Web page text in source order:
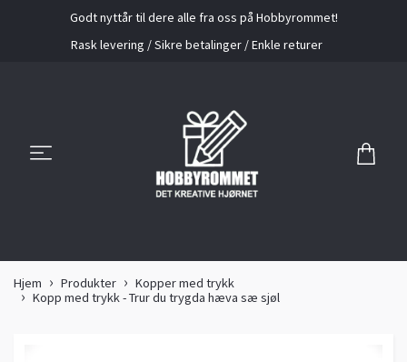
Godt nyttår til dere alle fra oss på Hobbyrommet!
Rask levering / Sikre betalinger / Enkle returer
Hjem Produkter
Kopper med trykk
Kopp med trykk - Trur du trygda hæva sæ sjøl